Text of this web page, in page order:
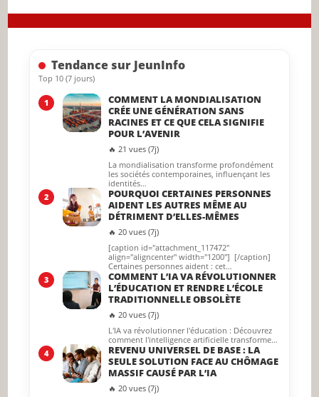
close
the
Tendance sur JeunInfo
Top 10 (7 jours)
1
COMMENT LA MONDIALISATION
CRÉE UNE GÉNÉRATION SANS
RACINES ET CE QUE CELA SIGNIFIE
POUR L’AVENIR
🔥 21 vues (7j)
La mondialisation transforme profondément
les sociétés contemporaines, influençant les
identités…
2
POURQUOI CERTAINES PERSONNES
AIDENT LES AUTRES MÊME AU
DÉTRIMENT D’ELLES-MÊMES
🔥 20 vues (7j)
[caption id="attachment_117472"
align="aligncenter" width="1200"] [/caption]
Certaines personnes aident : cet…
3
COMMENT L’IA VA RÉVOLUTIONNER
L’ÉDUCATION ET RENDRE L’ÉCOLE
TRADITIONNELLE OBSOLÈTE
🔥 20 vues (7j)
L'IA va révolutionner l'éducation : Découvrez
comment l'intelligence artificielle transforme…
4
REVENU UNIVERSEL DE BASE : LA
SEULE SOLUTION FACE AU CHÔMAGE
MASSIF CAUSÉ PAR L’IA
🔥 20 vues (7j)